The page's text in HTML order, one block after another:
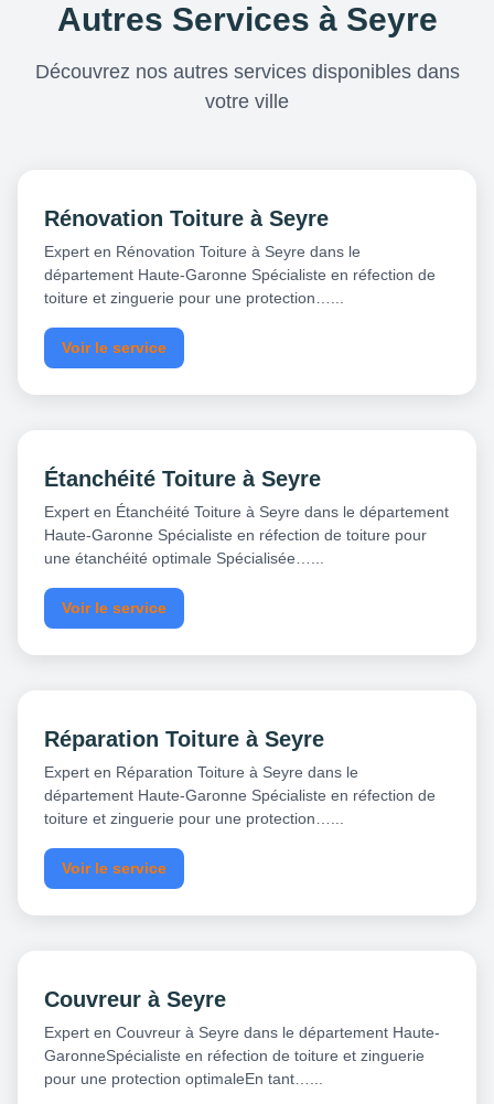
Autres Services à Seyre
Découvrez nos autres services disponibles dans
votre ville
Rénovation Toiture à Seyre
Expert en Rénovation Toiture à Seyre dans le
département Haute-Garonne Spécialiste en réfection de
toiture et zinguerie pour une protection…...
Voir le service
Étanchéité Toiture à Seyre
Expert en Étanchéité Toiture à Seyre dans le département
Haute-Garonne Spécialiste en réfection de toiture pour
une étanchéité optimale Spécialisée…...
Voir le service
Réparation Toiture à Seyre
Expert en Réparation Toiture à Seyre dans le
département Haute-Garonne Spécialiste en réfection de
toiture et zinguerie pour une protection…...
Voir le service
Couvreur à Seyre
Expert en Couvreur à Seyre dans le département Haute-
GaronneSpécialiste en réfection de toiture et zinguerie
pour une protection optimaleEn tant…...